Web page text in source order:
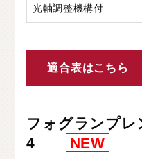
光軸調整機構付
適合表はこちら
フォグランプ
4
NEW